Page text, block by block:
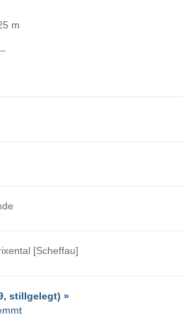
m
[Scheffau]
stillgelegt) »